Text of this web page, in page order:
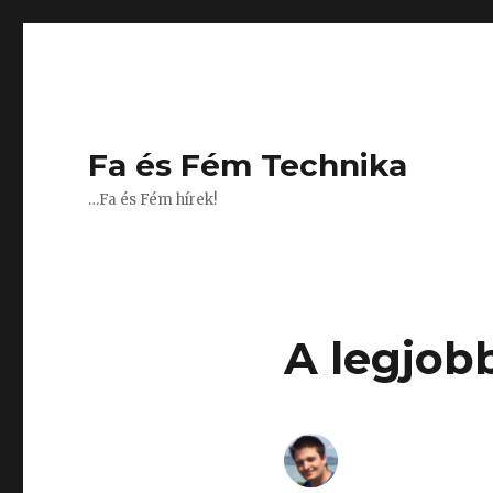
Fa és Fém Technika
…Fa és Fém hírek!
A